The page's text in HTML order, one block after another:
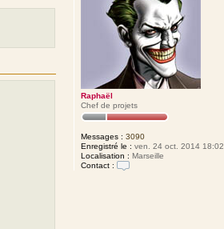
Raphaël
Chef de projets
Messages : 3090
Enregistré le : ven. 24 oct. 2014 18:02
Localisation : Marseille
Contact :